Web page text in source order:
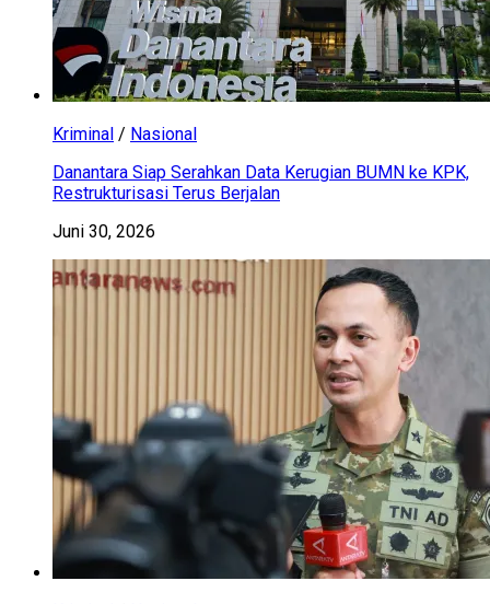
Kriminal / Nasional
Danantara Siap Serahkan Data Kerugian BUMN ke KPK,
Restrukturisasi Terus Berjalan
Juni 30, 2026